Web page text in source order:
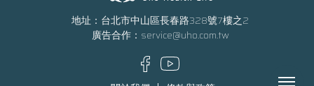
地址：台北市中山區長春路328號7樓之2
廣告合作： service@uho.com.tw
Menu